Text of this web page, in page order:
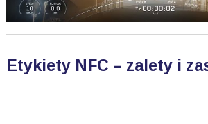
Etykiety NFC – zalety i